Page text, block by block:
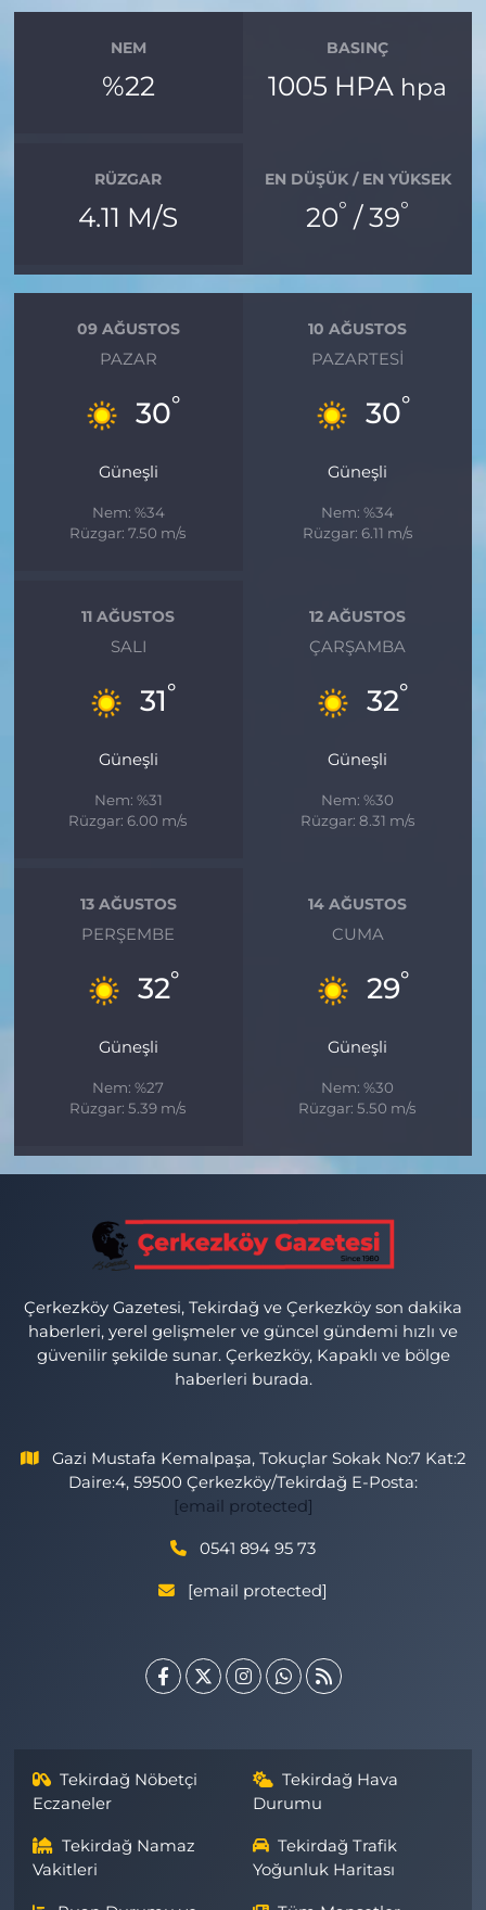
NEM
%22
BASINÇ
1005 HPA hpa
RÜZGAR
4.11 M/S
EN DÜŞÜK / EN YÜKSEK
20° / 39°
09 AĞUSTOS
PAZAR
30°
Güneşli
Nem: %34
Rüzgar: 7.50 m/s
10 AĞUSTOS
PAZARTESI
30°
Güneşli
Nem: %34
Rüzgar: 6.11 m/s
11 AĞUSTOS
SALI
31°
Güneşli
Nem: %31
Rüzgar: 6.00 m/s
12 AĞUSTOS
ÇARŞAMBA
32°
Güneşli
Nem: %30
Rüzgar: 8.31 m/s
13 AĞUSTOS
PERŞEMBE
32°
Güneşli
Nem: %27
Rüzgar: 5.39 m/s
14 AĞUSTOS
CUMA
29°
Güneşli
Nem: %30
Rüzgar: 5.50 m/s
Çerkezköy Gazetesi, Tekirdağ ve Çerkezköy son dakika
haberleri, yerel gelişmeler ve güncel gündemi hızlı ve
güvenilir şekilde sunar. Çerkezköy, Kapaklı ve bölge
haberleri burada.
Gazi Mustafa Kemalpaşa, Tokuçlar Sokak No:7 Kat:2
Daire:4, 59500 Çerkezköy/Tekirdağ E-Posta:
[email protected]
0541 894 95 73
[email protected]
Tekirdağ Nöbetçi
Eczaneler
Tekirdağ Hava
Durumu
Tekirdağ Namaz
Vakitleri
Tekirdağ Trafik
Yoğunluk Haritası